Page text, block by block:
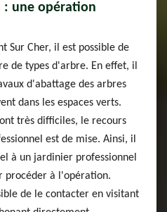
: une opération
Sur Cher, il est possible de
de types d'arbre. En effet, il
d'abattage des arbres
dans les espaces verts.
très difficiles, le recours
est de mise. Ainsi, il
à un jardinier professionnel
procéder à l'opération.
de le contacter en visitant